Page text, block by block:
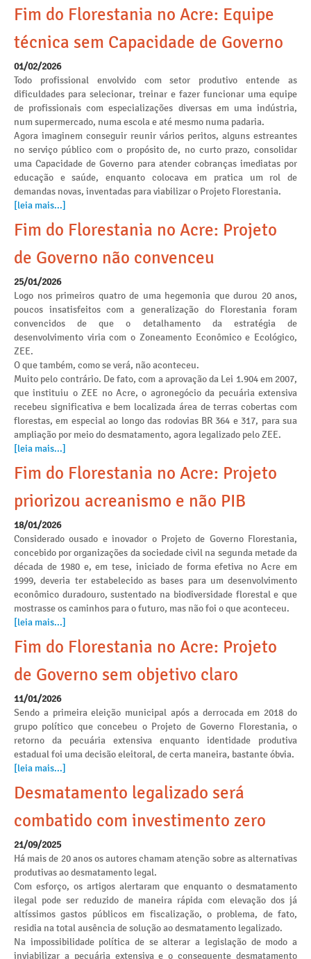
Fim do Florestania no Acre: Equipe
técnica sem Capacidade de Governo
01/02/2026
Todo profissional envolvido com setor produtivo entende as
dificuldades para selecionar, treinar e fazer funcionar uma equipe
de profissionais com especializações diversas em uma indústria,
num supermercado, numa escola e até mesmo numa padaria.
Agora imaginem conseguir reunir vários peritos, alguns estreantes
no serviço público com o propósito de, no curto prazo, consolidar
uma Capacidade de Governo para atender cobranças imediatas por
educação e saúde, enquanto colocava em pratica um rol de
demandas novas, inventadas para viabilizar o Projeto Florestania.
[leia mais...]
Fim do Florestania no Acre: Projeto
de Governo não convenceu
25/01/2026
Logo nos primeiros quatro de uma hegemonia que durou 20 anos,
poucos insatisfeitos com a generalização do Florestania foram
convencidos de que o detalhamento da estratégia de
desenvolvimento viria com o Zoneamento Econômico e Ecológico,
ZEE.
O que também, como se verá, não aconteceu.
Muito pelo contrário. De fato, com a aprovação da Lei 1.904 em 2007,
que instituiu o ZEE no Acre, o agronegócio da pecuária extensiva
recebeu significativa e bem localizada área de terras cobertas com
florestas, em especial ao longo das rodovias BR 364 e 317, para sua
ampliação por meio do desmatamento, agora legalizado pelo ZEE.
[leia mais...]
Fim do Florestania no Acre: Projeto
priorizou acreanismo e não PIB
18/01/2026
Considerado ousado e inovador o Projeto de Governo Florestania,
concebido por organizações da sociedade civil na segunda metade da
década de 1980 e, em tese, iniciado de forma efetiva no Acre em
1999, deveria ter estabelecido as bases para um desenvolvimento
econômico duradouro, sustentado na biodiversidade florestal e que
mostrasse os caminhos para o futuro, mas não foi o que aconteceu.
[leia mais...]
Fim do Florestania no Acre: Projeto
de Governo sem objetivo claro
11/01/2026
Sendo a primeira eleição municipal após a derrocada em 2018 do
grupo político que concebeu o Projeto de Governo Florestania, o
retorno da pecuária extensiva enquanto identidade produtiva
estadual foi uma decisão eleitoral, de certa maneira, bastante óbvia.
[leia mais...]
Desmatamento legalizado será
combatido com investimento zero
21/09/2025
Há mais de 20 anos os autores chamam atenção sobre as alternativas
produtivas ao desmatamento legal.
Com esforço, os artigos alertaram que enquanto o desmatamento
ilegal pode ser reduzido de maneira rápida com elevação dos já
altíssimos gastos públicos em fiscalização, o problema, de fato,
residia na total ausência de solução ao desmatamento legalizado.
Na impossibilidade política de se alterar a legislação de modo a
inviabilizar a pecuária extensiva e o consequente desmatamento